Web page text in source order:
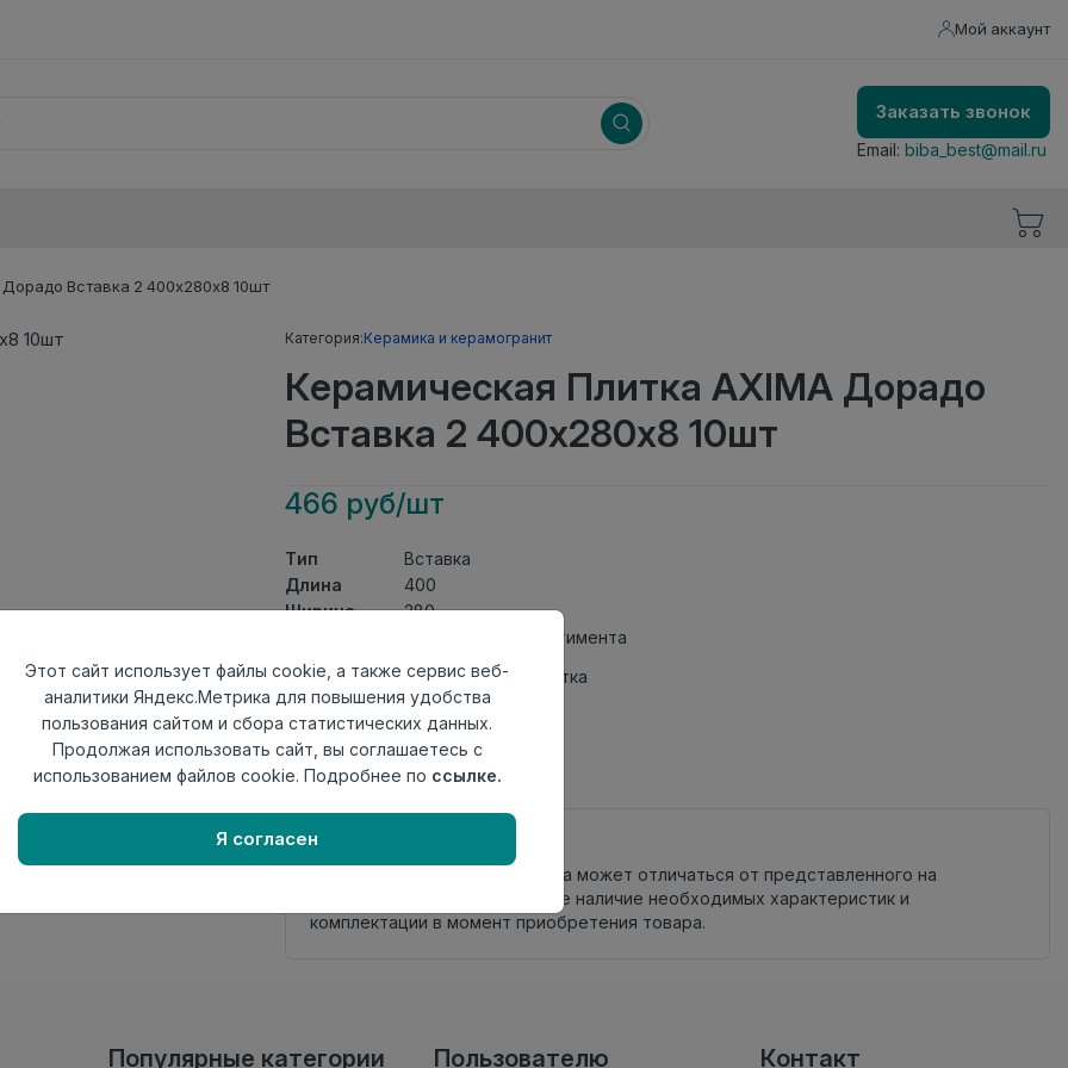
Мой аккаунт
Заказать звонок
Email: biba_best@mail.ru
Вставка 2 400х280х8 10шт
Категория:Керамика и керамогранит
Керамическая Плитка AXIMA Дорадо
Вставка 2 400х280х8 10шт
466 руб/шт
Тип
Вставка
Длина
400
Ширина
280
Выведен из ассортимента
Товарная
группа
Керамическая Плитка
Толщина
8
Поверхность матовая
Страна
Россия
Нет в наличии
Внимание! Внешний вид товара может отличаться от представленного на
настоящем сайте. Проверяйте наличие необходимых характеристик и
комплектации в момент приобретения товара.
Популярные категории Пользователю Контакт
Этот сайт использует файлы cookie, а также сервис веб-
аналитики Яндекс.Метрика для повышения удобства
пользования сайтом и сбора статистических данных.
Продолжая использовать сайт, вы соглашаетесь с
использованием файлов cookie. Подробнее по ссылке.
Я согласен